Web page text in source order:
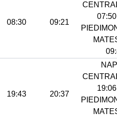
08:30 09:21
19:43 20:37